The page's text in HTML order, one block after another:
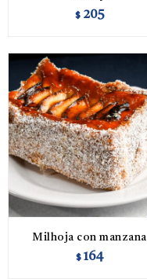
$ 205
Milhoja con manzana
$ 164